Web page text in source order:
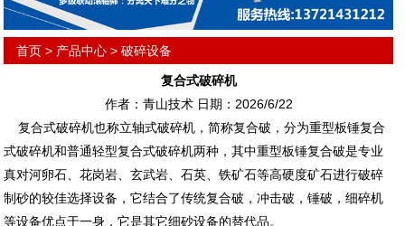
首页 > 产品中心 >破碎设备
复合式破碎机
作者：青山技术 日期：2026/6/22
复合式破碎机也称立轴式破碎机，简称复合破，分为重型板锤复合
式破碎机和普通轻型复合式破碎机两种，其中重型板锤复合破是专业
真对河卵石、花岗岩、玄武岩、石英、铁矿石等高硬度矿石进行破碎
制砂的较佳选择设备，它结合了传统复合破，冲击破，锤破，细碎机
等设备优点于一身，它是其它细砂设备的替代品。